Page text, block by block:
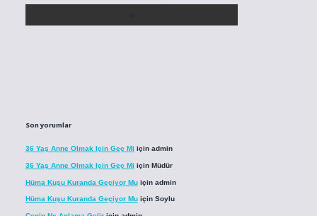
Son yorumlar
36 Yaş Anne Olmak Için Geç Mi için admin
36 Yaş Anne Olmak Için Geç Mi için Müdür
Hüma Kuşu Kuranda Geçiyor Muiçin admin
Hüma Kuşu Kuranda Geçiyor Muiçin Soylu